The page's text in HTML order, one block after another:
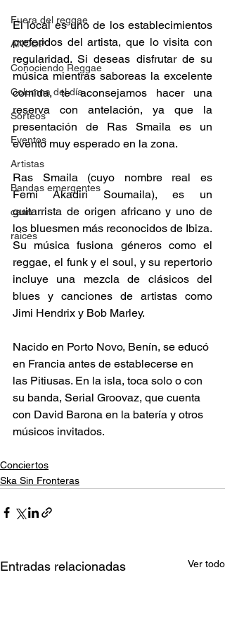
Fuera del reggae
ANCOP
Conociendo Reggae
Columna del día
Sorteos
Eventos
Artistas
Bandas emergentes
cann
raices
​El local es uno de los establecimientos
preferidos del artista, que lo visita con
regularidad. Si deseas disfrutar de su
música mientras saboreas la excelente
comida, te aconsejamos hacer una
reserva con antelación, ya que la
presentación de Ras Smaila es un
evento muy esperado en la zona.
​Ras Smaila (cuyo nombre real es
Femi Akadiri Soumaila), es un
guitarrista de origen africano y uno de
los bluesmen más reconocidos de Ibiza.
Su música fusiona géneros como el
reggae, el funk y el soul, y su repertorio
incluye una mezcla de clásicos del
blues y canciones de artistas como
Jimi Hendrix y Bob Marley.
​Nacido en Porto Novo, Benín, se educó
en Francia antes de establecerse en
las Pitiusas. En la isla, toca solo o con
su banda, Serial Groovaz, que cuenta
con David Barona en la batería y otros
músicos invitados.
Conciertos
Ska Sin Fronteras
Entradas relacionadas Ver todo